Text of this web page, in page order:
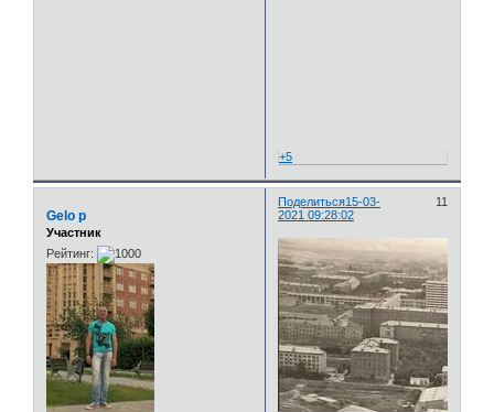
+5
Поделиться 11
15-03-
2021 09:28:02
Gelo p
Участник
Рейтинг: